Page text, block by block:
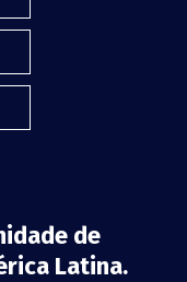
de
Latina.